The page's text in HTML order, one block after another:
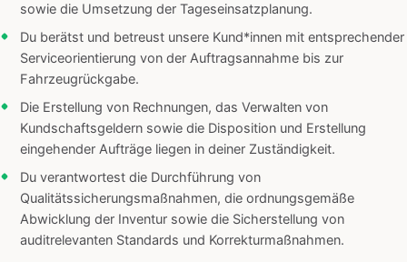
sowie die Umsetzung der Tageseinsatzplanung.
Du berätst und betreust unsere Kund*innen mit entsprechender
Serviceorientierung von der Auftragsannahme bis zur
Fahrzeugrückgabe.
Die Erstellung von Rechnungen, das Verwalten von
Kundschaftsgeldern sowie die Disposition und Erstellung
eingehender Aufträge liegen in deiner Zuständigkeit.
Du verantwortest die Durchführung von
Qualitätssicherungsmaßnahmen, die ordnungsgemäße
Abwicklung der Inventur sowie die Sicherstellung von
auditrelevanten Standards und Korrekturmaßnahmen.